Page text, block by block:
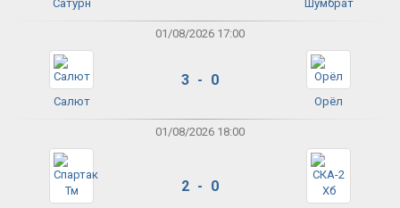
Сатурн Шумбрат
01/08/2026 17:00
Салют
3 - 0
Орёл
01/08/2026 18:00
2 - 0